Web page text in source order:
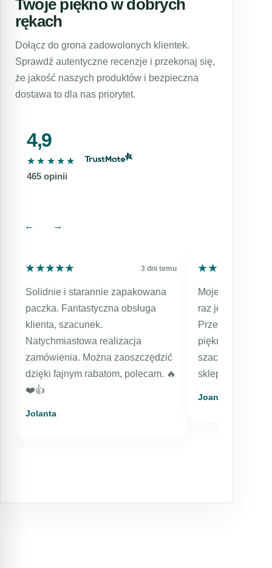
pielęgnacji, czy specjalistycznych rozwiązań
do konkretnych problemów skórnych, z
pewnością znajdziesz coś dla siebie w naszej
ofercie. Zachęcamy do regularnego
aktualnych promocji. Dbamy o to, aby nasze
oferty były zawsze atrakcyjne i dostosowane
Twoje piękno w dobrych
rękach
Dołącz do grona zadowolonych klientek.
Sprawdź autentyczne recenzje i przekonaj się,
że jakość naszych produktów i bezpieczna
dostawa to dla nas priorytet.
4,9
★★★★★
★★★★★
465 opinii
← →
★★★★★
★★★★★ 3 dni temu
Solidnie i starannie zapakowana
paczka. Fantastyczna obsługa
klienta, szacunek.
Natychmiastowa realizacja
zamówienia. Można zaoszczędzić
dzięki fajnym rabatom, polecam. 🔥
❤️👍️
Jolanta
★★★★★
★★★★★
Moje kolejne
raz jestem
Przesyłka
pięknie
szacunkiem dla
sklep,
Joanna